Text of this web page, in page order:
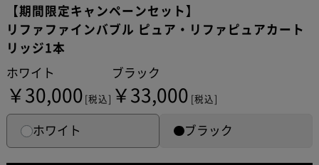
【期間限定キャンペーンセット】
リファファインバブル ピュア・リファピュアカート
リッジ1本
ホワイト
￥30,000 [税込]
ブラック
￥33,000 [税込]
ホワイト ブラック